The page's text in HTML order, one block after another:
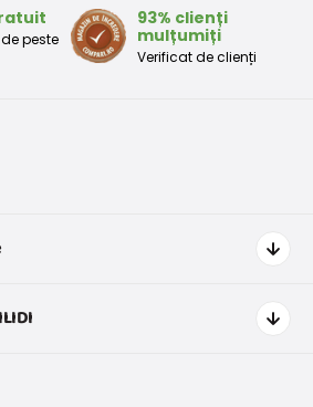
peste
93% clienți
mulțumiți
Verificat de clienți